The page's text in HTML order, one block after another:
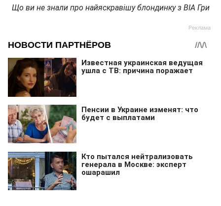
Що ви не знали про найяскравішу блондинку з ВІА Гри